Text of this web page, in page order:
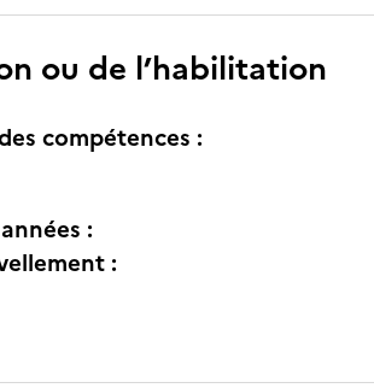
ou de l’habilitation
compétences :
:
: